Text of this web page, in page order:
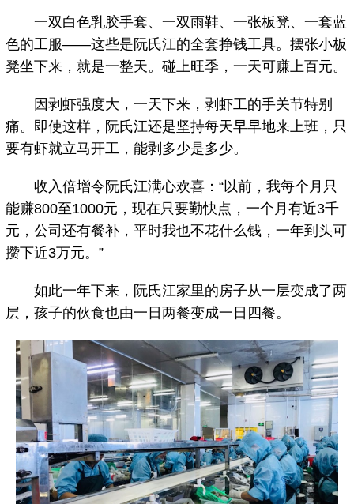
一双白色乳胶手套、一双雨鞋、一张板凳、一套蓝
色的工服——这些是阮氏江的全套挣钱工具。摆张小板
凳坐下来，就是一整天。碰上旺季，一天可赚上百元。
因剥虾强度大，一天下来，剥虾工的手关节特别
痛。即使这样，阮氏江还是坚持每天早早地来上班，只
要有虾就立马开工，能剥多少是多少。
收入倍增令阮氏江满心欢喜：“以前，我每个月只
能赚800至1000元，现在只要勤快点，一个月有近3千
元，公司还有餐补，平时我也不花什么钱，一年到头可
攒下近3万元。”
如此一年下来，阮氏江家里的房子从一层变成了两
层，孩子的伙食也由一日两餐变成一日四餐。